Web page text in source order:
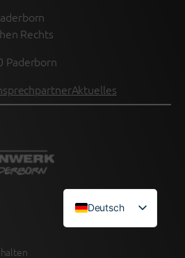
Rechts
Paderborn
Aktuelles
Deutsch
English (UK)